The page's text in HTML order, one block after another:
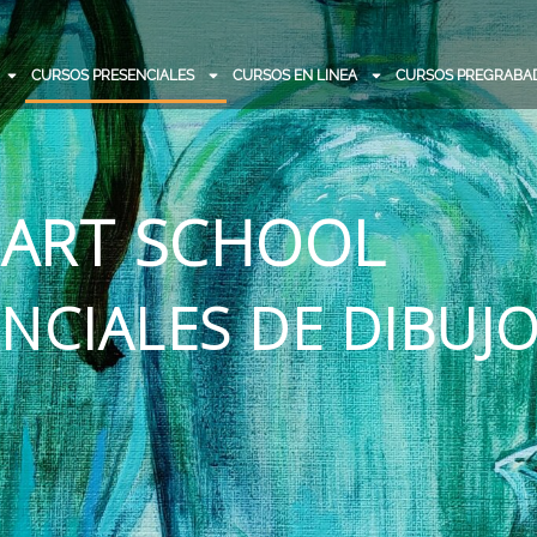
CURSOS PRESENCIALES CURSOS EN LINEA CURSOS
SCHOOL
DE